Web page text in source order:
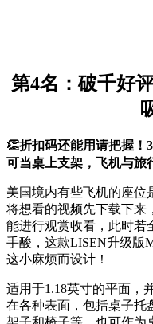
第4名：破千好
👏折扣码还能用请把握！
可当桌上支架，飞机与旅
美国境内有些飞机的座位
将想看的视频先下载下来
能进行观赏收看，此时若
手酸，这款LISEN升级版
这小麻烦而设计！
适用于1.18英寸的平面，
在各种表面，包括桌子托